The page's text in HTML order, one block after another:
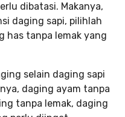
dibatasi. Makanya,
daging sapi, pilihlah
has tanpa lemak yang
selain daging sapi
daging ayam tanpa
tanpa lemak, daging